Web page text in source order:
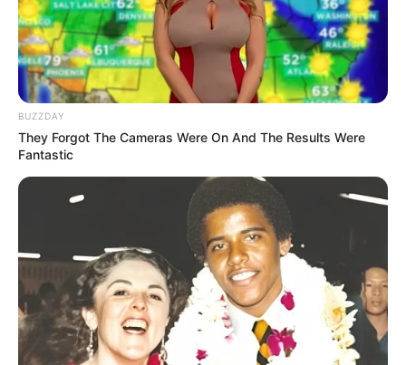
4. Ia juga kerap membintangi beberapa iklan di televisi
BUZZDAY
They Forgot The Cameras Were On And The Results Were
Fantastic